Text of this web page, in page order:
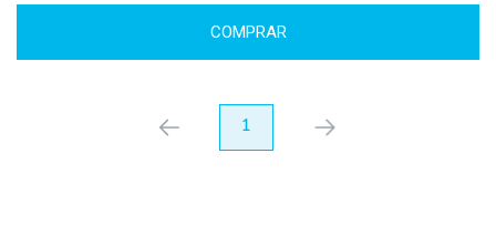
COMPRAR
anterior 1 próximo